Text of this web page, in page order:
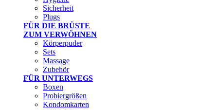
Sicherheit
Plugs
FÜR DIE BRÜSTE
ZUM VERWÖHNEN
Körperpuder
Sets
Massage
Zubehör
FÜR UNTERWEGS
Boxen
Probiergrößen
Kondomkarten